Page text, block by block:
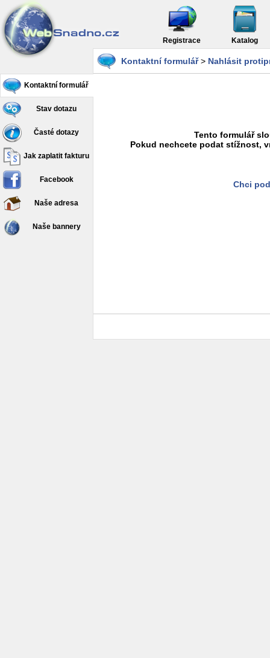
Registrace Katalog
Kontaktní formulář
Stav dotazu
Časté dotazy
Jak zaplatit fakturu
Facebook
Naše adresa
Naše bannery
Kontaktní formulář> Nahlásit
Tento formulář
Pokud nechcete podat stížnost,
Chci